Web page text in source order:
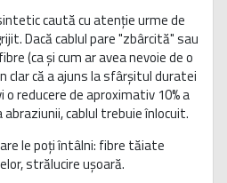
caută cu atenție urme de
Dacă cablul pare "zbârcită" sau
(ca și cum ar avea nevoie de o
clar că a ajuns la sfârșitul duratei
o reducere de aproximativ 10% a
cablul trebuie înlocuit.
le poți întâlni: fibre tăiate
strălucire ușoară.